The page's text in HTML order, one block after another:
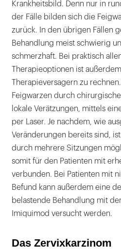
Krankheitsbild. Denn nur in
der Fälle bilden sich die
zurück. In den übrigen Fällen
Behandlung meist schwierig
schmerzhaft. Bei praktisch
Therapieoptionen ist
Therapieversagern zu
Feigwarzen durch
lokale Verätzungen, mittels
per Laser. Je nachdem, wie
Veränderungen bereits sind,
durch mehrere Sitzungen
somit für den Patienten mit
verbunden. Bei Patienten mit
Befund kann außerdem eine
belastende Behandlung mit
Imiquimod versucht werden.
Das Zervixkarzinom